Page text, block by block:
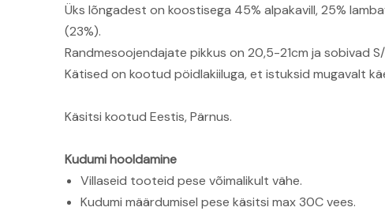
Üks lõngadest on koostisega 45% alpakavill, 25%
(23%).
Randmesoojendajate pikkus on 20,5-21cm ja sobivad
Kätised on kootud pöidlakiiluga, et istuksid mugavalt
Käsitsi kootud Eestis, Pärnus.
Kudumi hooldamine
Villaseid tooteid pese võimalikult vähe.
Kudumi määrdumisel pese käsitsi max 30C vees.